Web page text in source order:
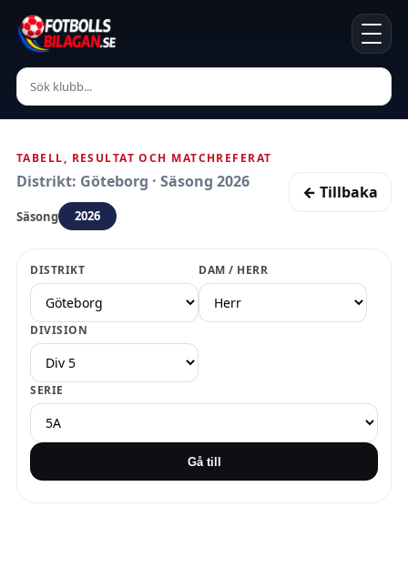
TABELL, RESULTAT OCH MATCHREFERAT
Distrikt: Göteborg · Säsong 2026
Säsong 2026
← Tillbaka
DISTRIKT DAM / HERR
DIVISION
SERIE
Gå till